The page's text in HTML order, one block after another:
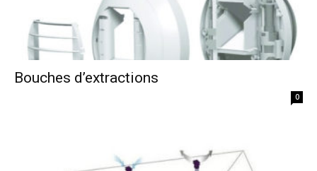
Bouches d’extractions
0